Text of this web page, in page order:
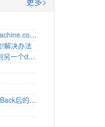
替换dll后出现access is denied!提示machine.config 258行错！解决办法
解决办法
如何把一个datatable的前几条数据放到另一个datatable中？求高手
(论坛答疑点滴)用户控件动态加载PostBack后的问题